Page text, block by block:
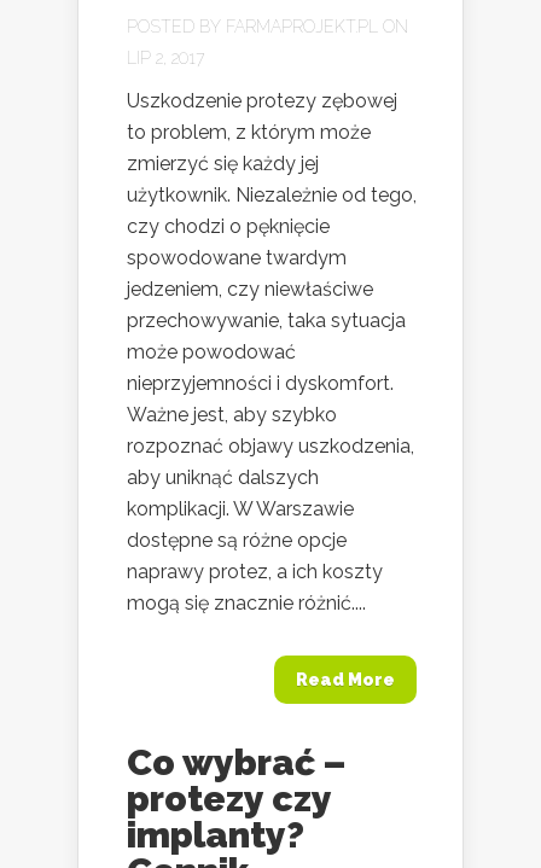
POSTED BY FARMAPROJEKT.PL
ON
LIP 2, 2017
Uszkodzenie protezy zębowej
to problem, z którym może
zmierzyć się każdy jej
użytkownik. Niezależnie od tego,
czy chodzi o pęknięcie
spowodowane twardym
jedzeniem, czy niewłaściwe
przechowywanie, taka sytuacja
może powodować
nieprzyjemności i dyskomfort.
Ważne jest, aby szybko
rozpoznać objawy uszkodzenia,
aby uniknąć dalszych
komplikacji. W Warszawie
dostępne są różne opcje
naprawy protez, a ich koszty
mogą się znacznie różnić....
Read More
Co wybrać –
protezy czy
implanty?